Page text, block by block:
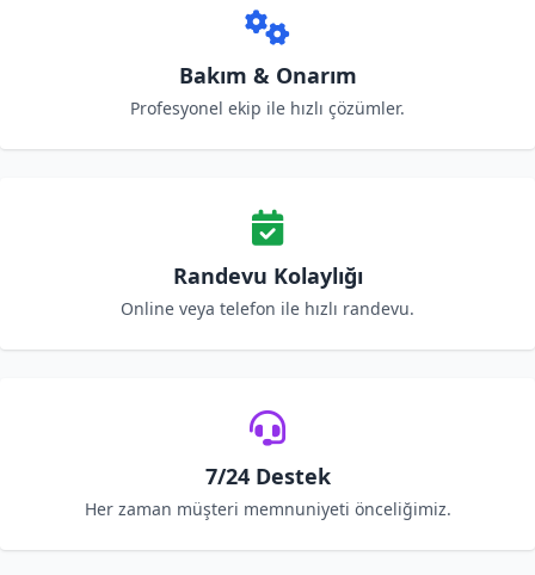
Bakım & Onarım
Profesyonel ekip ile hızlı çözümler.
Randevu Kolaylığı
Online veya telefon ile hızlı randevu.
7/24 Destek
Her zaman müşteri memnuniyeti önceliğimiz.